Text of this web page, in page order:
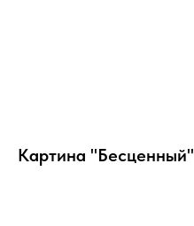
Картина "Бесценный"